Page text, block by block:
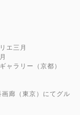
エ三月
ャラリー（京都）
廊（東京）にてグル